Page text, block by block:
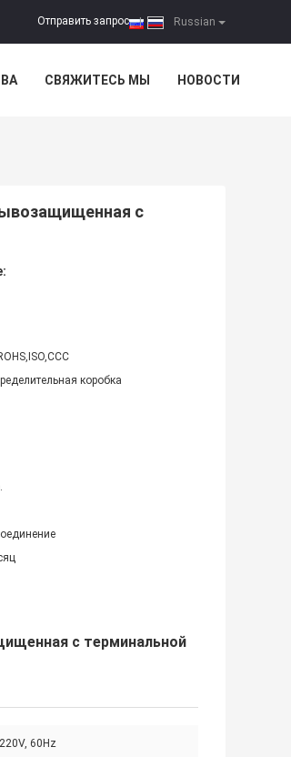
Russian
Отправить запрос |
СВЯЖИТЕСЬ МЫ НОВОСТИ
с
коробка
с терминальной
60Hz